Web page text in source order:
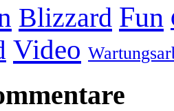
Blizzard Fun
Video